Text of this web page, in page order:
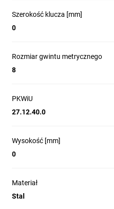
Szerokość klucza [mm]
0
Rozmiar gwintu metrycznego
8
PKWiU
27.12.40.0
Wysokość [mm]
0
Materiał
Stal